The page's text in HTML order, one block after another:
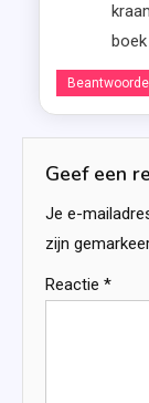
Geef een
Je e-
zijn
Reactie *